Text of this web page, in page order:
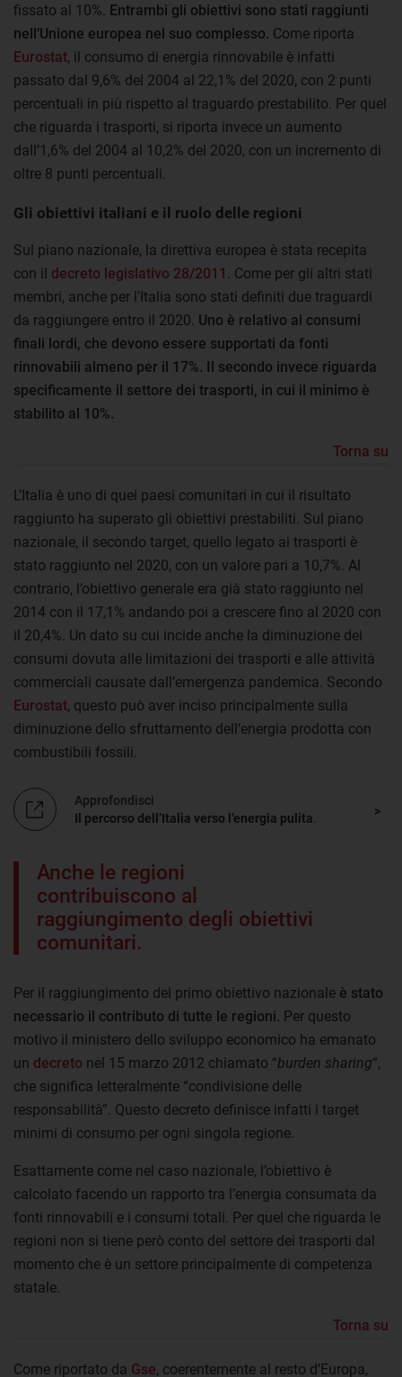
fissato al 10%. Entrambi gli obiettivi sono stati raggiunti
nell’Unione europea nel suo complesso. Come riporta
Eurostat, il consumo di energia rinnovabile è infatti
passato dal 9,6% del 2004 al 22,1% del 2020, con 2 punti
percentuali in più rispetto al traguardo prestabilito. Per quel
che riguarda i trasporti, si riporta invece un aumento
dall’1,6% del 2004 al 10,2% del 2020, con un incremento di
oltre 8 punti percentuali.
Gli obiettivi italiani e il ruolo delle regioni
Sul piano nazionale, la direttiva europea è stata recepita
con il decreto legislativo 28/2011
. Come per gli altri stati
membri, anche per l’Italia sono stati definiti due traguardi
da raggiungere entro il 2020. Uno è relativo ai consumi
finali lordi, che devono essere supportati da fonti
rinnovabili almeno per il 17%. Il secondo invece riguarda
specificamente il settore dei trasporti, in cui il minimo è
stabilito al 10%.
Torna su
L’Italia è uno di quei paesi comunitari in cui il risultato
raggiunto ha superato gli obiettivi prestabiliti. Sul piano
nazionale, il secondo target, quello legato ai trasporti è
stato raggiunto nel 2020, con un valore pari a 10,7%. Al
contrario, l’obiettivo generale era già stato raggiunto nel
2014 con il 17,1% andando poi a crescere fino al 2020 con
il 20,4%. Un dato su cui incide anche la diminuzione dei
consumi dovuta alle limitazioni dei trasporti e alle attività
commerciali causate dall’emergenza pandemica. Secondo
Eurostat, questo può aver inciso principalmente sulla
diminuzione dello sfruttamento dell’energia prodotta con
combustibili fossili.
Approfondisci
Il percorso dell’Italia verso l’energia pulita
Anche le regioni
contribuiscono al
raggiungimento degli obiettivi
comunitari.
Per il raggiungimento del primo obiettivo nazionale è stato
necessario il contributo di tutte le regioni. Per questo
motivo il ministero dello sviluppo economico ha emanato
un decreto nel 15 marzo 2012 chiamato “burden sharing“,
che significa letteralmente “condivisione delle
responsabilità”. Questo decreto definisce infatti i target
minimi di consumo per ogni singola regione.
Esattamente come nel caso nazionale, l’obiettivo è
calcolato facendo un rapporto tra l’energia consumata da
fonti rinnovabili e i consumi totali. Per quel che riguarda le
regioni non si tiene però conto del settore dei trasporti dal
momento che è un settore principalmente di competenza
statale.
Torna su
Come riportato da Gse, coerentemente al resto d’Europa,